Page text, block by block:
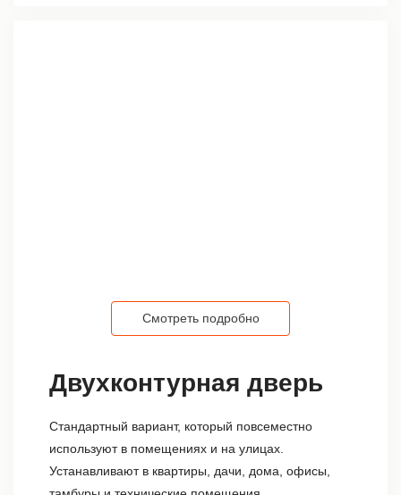
Двухконтурная дверь
Стандартный вариант, который повсеместно
используют в помещениях и на улицах.
Устанавливают в квартиры, дачи, дома, офисы,
Смотреть подробно